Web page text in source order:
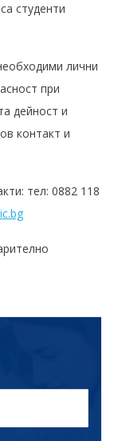
студенти
лични
при
дейност и
контакт и
тел: 0882 118